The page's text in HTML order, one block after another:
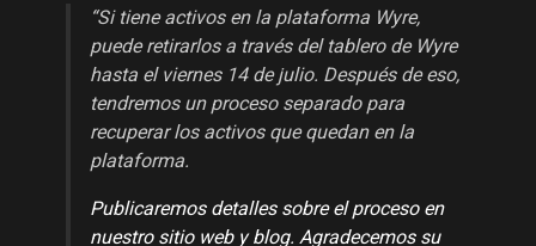
“Si tiene activos en la plataforma Wyre,
puede retirarlos a través del tablero de Wyre
hasta el viernes 14 de julio. Después de eso,
tendremos un proceso separado para
recuperar los activos que quedan en la
plataforma.
Publicaremos detalles sobre el proceso en
nuestro sitio web y blog. Agradecemos su